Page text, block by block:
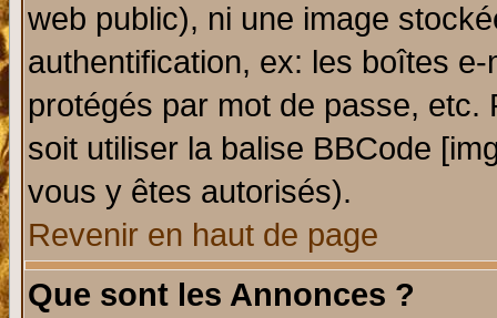
web public), ni une image
authentification, ex: les boîtes
protégés par mot de passe,
soit utiliser la balise BBCode
vous y êtes autorisés).
Revenir en haut de page
Que sont les Annonces ?